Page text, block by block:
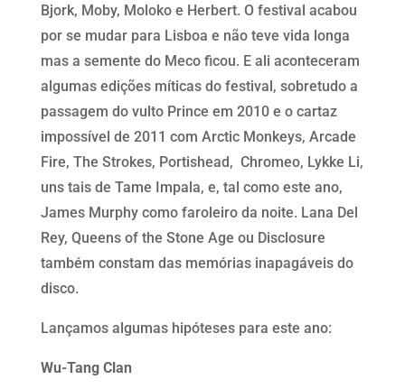
Bjork, Moby, Moloko e Herbert. O festival acabou
por se mudar para Lisboa e não teve vida longa
mas a semente do Meco ficou. E ali aconteceram
algumas edições míticas do festival, sobretudo a
passagem do vulto Prince em 2010 e o cartaz
impossível de 2011 com Arctic Monkeys, Arcade
Fire, The Strokes, Portishead, Chromeo, Lykke Li,
uns tais de Tame Impala, e, tal como este ano,
James Murphy como faroleiro da noite. Lana Del
Rey, Queens of the Stone Age ou Disclosure
também constam das memórias inapagáveis do
disco.
Lançamos algumas hipóteses para este ano:
Wu-Tang Clan